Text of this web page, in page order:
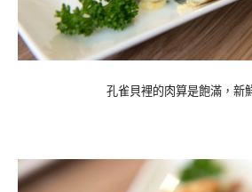
孔雀貝裡的肉算是飽滿，新